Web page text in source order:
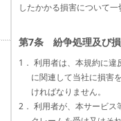
したかかる損害について一
第7条 紛争処理及び
1． 利用者は、本規約に
に関連して当社に損害
ければなりません。
2． 利用者が、本サービス